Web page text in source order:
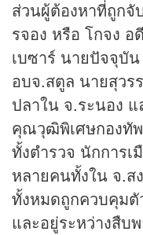
ส่วนผู้ต้องหาที่ถูก
รจอง หรือ โกจง
เบซาร์ นายปัจจุบั
อบจ.สตูล นายสุวร
ปลาใน จ.ระนอง
คุณวุฒิพิเศษกองทั
ทั้งตำรวจ นักการ
หลายคนทั้งใน จ.
ทั้งหมดถูกควบคุมตั
และอยู่ระหว่างสืบ